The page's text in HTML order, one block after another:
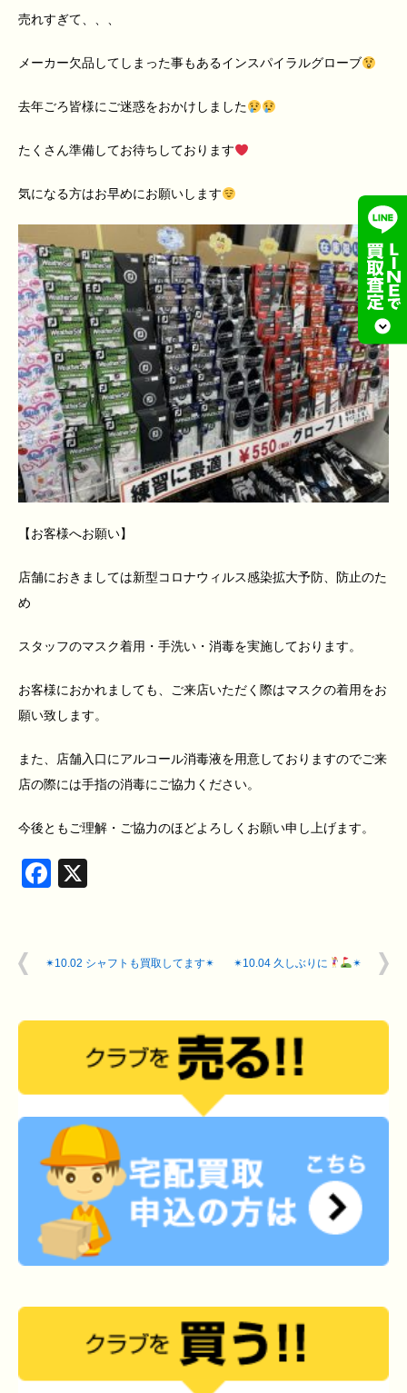
売れすぎて、、、
メーカー欠品してしまった事もあるインスパイラルグローブ
去年ごろ皆様にご迷惑をおかけしました
たくさん準備してお待ちしております
気になる方はお早めにお願いします
【お客様へお願い】
店舗におきましては新型コロナウィルス感染拡大予防、防止のた
め
スタッフのマスク着用・手洗い・消毒を実施しております。
お客様におかれましても、ご来店いただく際はマスクの着用をお
願い致します。
また、店舗入口にアルコール消毒液を用意しておりますのでご来
店の際には手指の消毒にご協力ください。
今後ともご理解・ご協力のほどよろしくお願い申し上げます。
Facebook
✴︎10.02 シャフトも買取してます✴︎ ✴︎10.04 久しぶりに ✴︎